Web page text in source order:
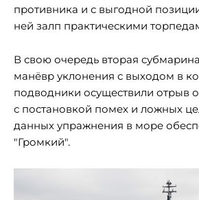
противника и с выгодной
ней залп практическими
В свою очередь вторая
манёвр уклонения с выходом в
подводники осуществили отрыв
с постановкой помех и ложных
данных упражнения в море
"Громкий".